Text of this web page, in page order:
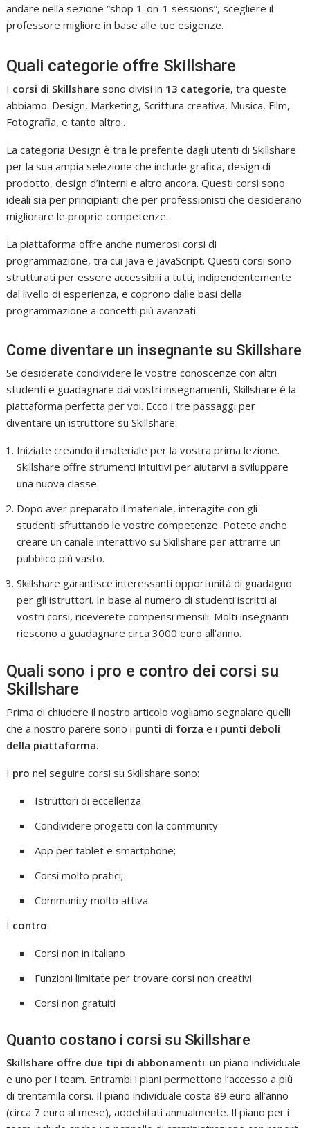
andare nella sezione “shop 1-on-1 sessions”, scegliere il
professore migliore in base alle tue esigenze.
Quali categorie offre Skillshare
I corsi di Skillshare sono divisi in 13 categorie, tra queste
abbiamo: Design, Marketing, Scrittura creativa, Musica, Film,
Fotografia, e tanto altro..
La categoria Design è tra le preferite dagli utenti di Skillshare
per la sua ampia selezione che include grafica, design di
prodotto, design d’interni e altro ancora. Questi corsi sono
ideali sia per principianti che per professionisti che desiderano
migliorare le proprie competenze.
La piattaforma offre anche numerosi corsi di
programmazione, tra cui Java e JavaScript. Questi corsi sono
strutturati per essere accessibili a tutti, indipendentemente
dal livello di esperienza, e coprono dalle basi della
programmazione a concetti più avanzati.
Come diventare un insegnante su Skillshare
Se desiderate condividere le vostre conoscenze con altri
studenti e guadagnare dai vostri insegnamenti, Skillshare è la
piattaforma perfetta per voi. Ecco i tre passaggi per
diventare un istruttore su Skillshare:
Iniziate creando il materiale per la vostra prima lezione.
Skillshare offre strumenti intuitivi per aiutarvi a sviluppare
una nuova classe.
Dopo aver preparato il materiale, interagite con gli
studenti sfruttando le vostre competenze. Potete anche
creare un canale interattivo su Skillshare per attrarre un
pubblico più vasto.
Skillshare garantisce interessanti opportunità di guadagno
per gli istruttori. In base al numero di studenti iscritti ai
vostri corsi, riceverete compensi mensili. Molti insegnanti
riescono a guadagnare circa 3000 euro all’anno.
Quali sono i pro e contro dei corsi su
Skillshare
Prima di chiudere il nostro articolo vogliamo segnalare quelli
che a nostro parere sono i punti di forza e i punti deboli
della piattaforma.
I pro nel seguire corsi su Skillshare sono:
Istruttori di eccellenza
Condividere progetti con la community
App per tablet e smartphone;
Corsi molto pratici;
Community molto attiva.
I contro:
Corsi non in italiano
Funzioni limitate per trovare corsi non creativi
Corsi non gratuiti
Quanto costano i corsi su Skillshare
Skillshare offre due tipi di abbonamenti: un piano individuale
e uno per i team. Entrambi i piani permettono l’accesso a più
di trentamila corsi. Il piano individuale costa 89 euro all’anno
(circa 7 euro al mese), addebitati annualmente. Il piano per i